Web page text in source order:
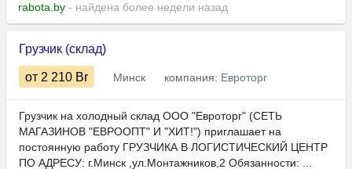
rabota.by - найдена более недели назад
Грузчик (склад)
от 2 210 Br Минск компания: Евроторг
Грузчик на холодный склад ООО "Евроторг" (СЕТЬ
МАГАЗИНОВ "ЕВРООПТ" И "ХИТ!") приглашает на
постоянную работу ГРУЗЧИКА В ЛОГИСТИЧЕСКИЙ ЦЕНТР
ПО АДРЕСУ: г.Минск ,ул.Монтажников,2 Обязанности: ...